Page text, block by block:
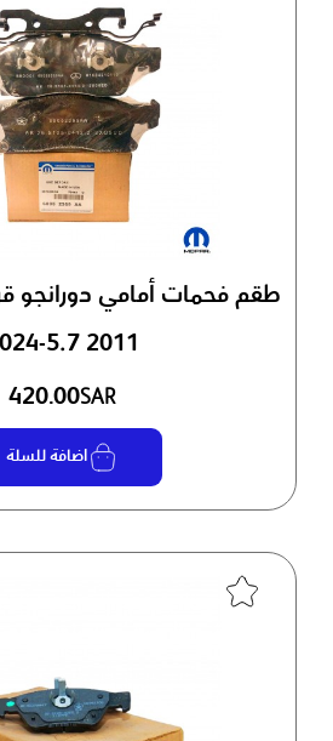
5.7 2011-2024
420.00SAR
اضافة للسلة